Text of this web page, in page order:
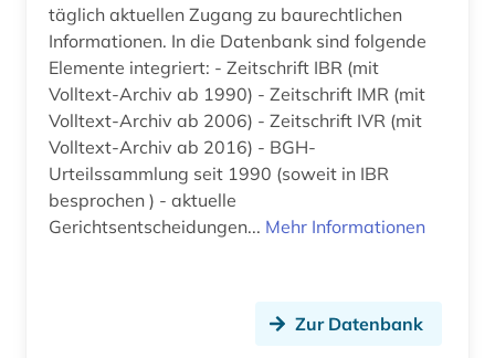
täglich aktuellen Zugang zu baurechtlichen
Informationen. In die Datenbank sind folgende
Elemente integriert: - Zeitschrift IBR (mit
Volltext-Archiv ab 1990) - Zeitschrift IMR (mit
Volltext-Archiv ab 2006) - Zeitschrift IVR (mit
Volltext-Archiv ab 2016) - BGH-
Urteilssammlung seit 1990 (soweit in IBR
besprochen ) - aktuelle
Gerichtsentscheidungen... Mehr Informationen
Zur Datenbank